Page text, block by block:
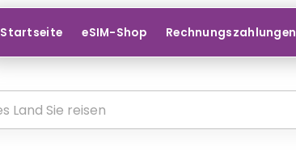
Startseite eSIM-Shop Rechnungszahlungen